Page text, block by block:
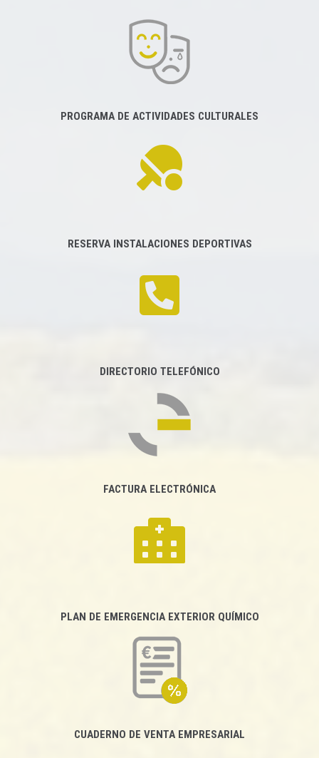
PROGRAMA DE ACTIVIDADES CULTURALES
RESERVA INSTALACIONES DEPORTIVAS
DIRECTORIO TELEFÓNICO
FACTURA ELECTRÓNICA
PLAN DE EMERGENCIA EXTERIOR QUÍMICO
CUADERNO DE VENTA EMPRESARIAL